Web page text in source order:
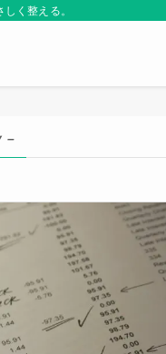
く整える。
–